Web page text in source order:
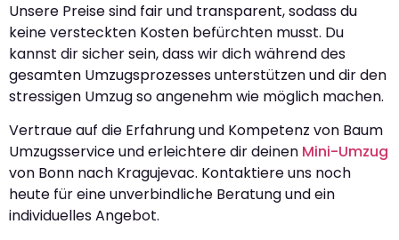
Unsere Preise sind fair und transparent, sodass du
keine versteckten Kosten befürchten musst. Du
kannst dir sicher sein, dass wir dich während des
gesamten Umzugsprozesses unterstützen und dir den
stressigen Umzug so angenehm wie möglich machen.
Vertraue auf die Erfahrung und Kompetenz von Baum
Umzugsservice und erleichtere dir deinen Mini-Umzug
von Bonn nach Kragujevac. Kontaktiere uns noch
heute für eine unverbindliche Beratung und ein
individuelles Angebot.